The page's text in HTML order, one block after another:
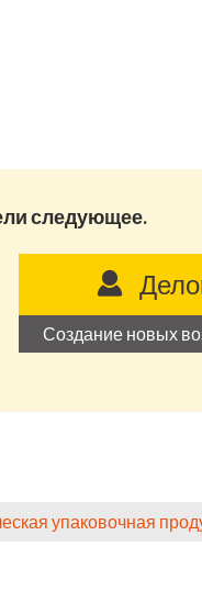
следующее.
Создание новых
упаковочная